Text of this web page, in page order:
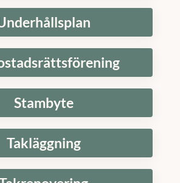
Stambyte
Takläggning